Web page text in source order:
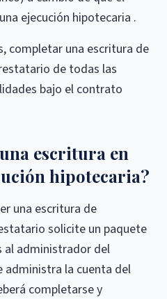
ejecución hipotecaria .
completar una escritura de
de todas las
bajo el contrato
escritura en
hipotecaria?
una escritura de
solicite un paquete
al administrador del
administra la cuenta del
completarse y